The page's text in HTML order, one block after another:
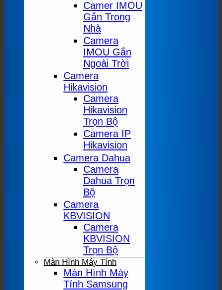
Camer IMOU
Gắn Trong
Nhà
Camera
IMOU Gắn
Ngoài Trời
Camera
Hikavision
Camera
Hikavision
Trọn Bộ
Camera IP
Hikavision
Camera Dahua
Camera
Dahua Trọn
Bộ
Camera
KBVISION
Camera
KBVISION
Trọn Bộ
Màn Hình Máy Tính
Màn Hình Máy
Tính Samsung